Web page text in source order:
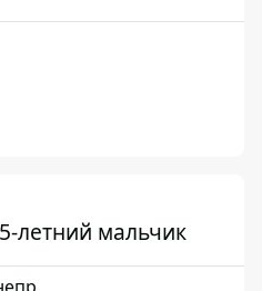
летний мальчик